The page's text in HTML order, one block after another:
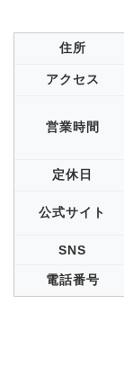
住所
アクセス
営業時間
定休日
公式サイト
SNS
電話番号